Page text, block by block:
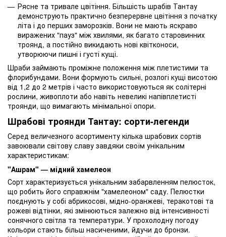
Рясне та тривале цвітіння. Більшість шрабів Тантау
демонструють практично безперервне цвітіння з початку
літа і до перших заморозків. Вони не мають яскраво
виражених "пауз" між хвилями, як багато старовинних
троянд, а постійно викидають нові квітконоси,
утворюючи пишні і густі кущі.
Шраби займають проміжне положення між плетистими та
флорибундами. Вони формують сильні, розлогі кущі висотою
від 1,2 до 2 метрів і часто використовуються як солітерні
рослини, живоплоти або навіть невеликі напівплетисті
троянди, що вимагають мінімальної опори.
Шрабові троянди Тантау: сорти-легенди
Серед величезного асортименту кілька шрабових сортів
завоювали світову славу завдяки своїм унікальним
характеристикам:
"Ашрам" — мідний хамелеон
Сорт характеризується унікальним забарвленням пелюсток,
що робить його справжнім "хамелеоном" саду. Пелюстки
поєднують у собі абрикосові, мідно-оранжеві, теракотові та
рожеві відтінки, які змінюються залежно від інтенсивності
сонячного світла та температури. У прохолодну погоду
кольори стають більш насиченими, йдучи до бронзи.